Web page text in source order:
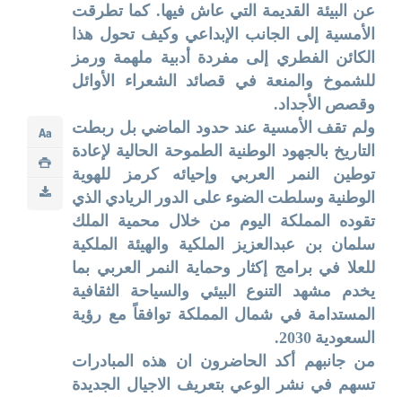
عن البيئة القديمة التي عاش فيها. كما تطرقت
الأمسية إلى الجانب الإبداعي وكيف تحول هذا
الكائن الفطري إلى مفردة أدبية ملهمة ورمز
للشموخ والمنعة في قصائد الشعراء الأوائل
وقصص الأجداد.
ولم تقف الأمسية عند حدود الماضي بل ربطت
التاريخ بالجهود الوطنية الطموحة الحالية لإعادة
توطين النمر العربي وإحيائه كرمز للهوية
الوطنية وسلطت الضوء على الدور الريادي الذي
تقوده المملكة اليوم من خلال محمية الملك
سلمان بن عبدالعزيز الملكية والهيئة الملكية
للعلا في برامج إكثار وحماية النمر العربي بما
يخدم مشهد التنوع البيئي والسياحة الثقافية
المستدامة في شمال المملكة توافقاً مع رؤية
السعودية 2030.
من جانبهم أكد الحاضرون ان هذه المبادرات
تسهم في نشر الوعي بتعريف الاجيال الجديدة